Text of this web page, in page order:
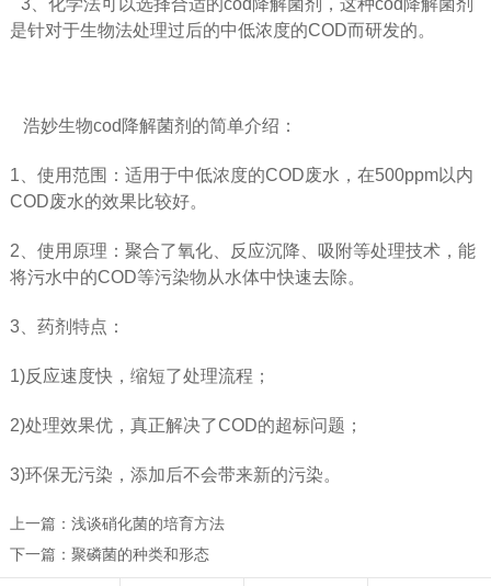
是针对于生物法处理过后的中低浓度的COD而研发的。
浩妙生物cod降解菌剂的简单介绍：
1、使用范围：适用于中低浓度的COD废水，在500ppm以内
COD废水的效果比较好。
2、使用原理：聚合了氧化、反应沉降、吸附等处理技术，能
将污水中的COD等污染物从水体中快速去除。
3、药剂特点：
1)反应速度快，缩短了处理流程；
2)处理效果优，真正解决了COD的超标问题；
3)环保无污染，添加后不会带来新的污染。
上一篇： 浅谈硝化菌的培育方法
下一篇： 聚磷菌的种类和形态